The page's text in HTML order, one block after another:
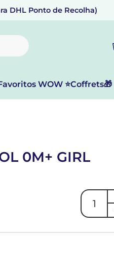
DHL Ponto de Recolha)
WOW ⭐Coffrets🎁
0M+ GIRL